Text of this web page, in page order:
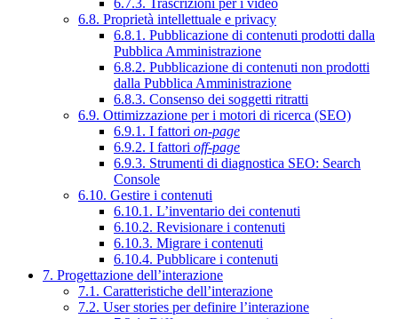
6.8. Proprietà intellettuale e privacy
6.8.1. Pubblicazione di contenuti prodotti dalla
Pubblica Amministrazione
6.8.2. Pubblicazione di contenuti non prodotti
dalla Pubblica Amministrazione
6.8.3. Consenso dei soggetti ritratti
6.9. Ottimizzazione per i motori di ricerca (SEO)
6.9.1. I fattori on-page
6.9.2. I fattori off-page
6.9.3. Strumenti di diagnostica SEO: Search
Console
6.10. Gestire i contenuti
6.10.1. L’inventario dei contenuti
6.10.2. Revisionare i contenuti
6.10.3. Migrare i contenuti
6.10.4. Pubblicare i contenuti
7. Progettazione dell’interazione
7.1. Caratteristiche dell’interazione
7.2. User stories per definire l’interazione